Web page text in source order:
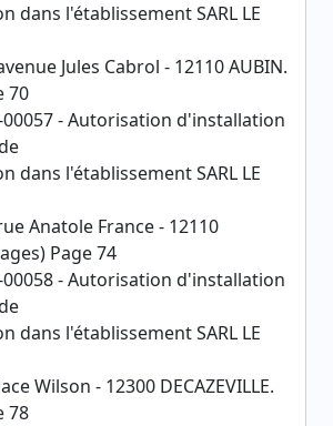
dans l'établissement SARL LE
Jules Cabrol - 12110 AUBIN.
70
00057 - Autorisation d'installation
dans l'établissement SARL LE
Anatole France - 12110
Page 74
00058 - Autorisation d'installation
dans l'établissement SARL LE
Wilson - 12300 DECAZEVILLE.
78